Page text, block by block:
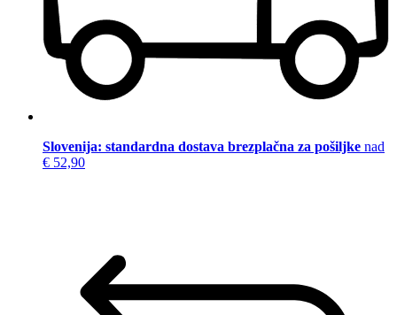
Slovenija: standardna dostava brezplačna za pošiljke nad
€ 52,90